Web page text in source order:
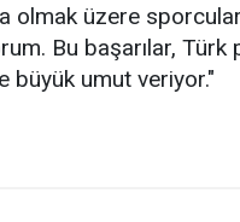
olmak üzere
Bu başarılar, Türk
büyük umut veriyor."